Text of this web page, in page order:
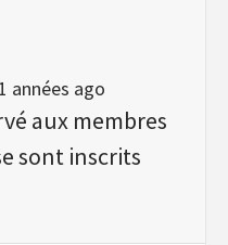
années ago
aux membres
sont inscrits